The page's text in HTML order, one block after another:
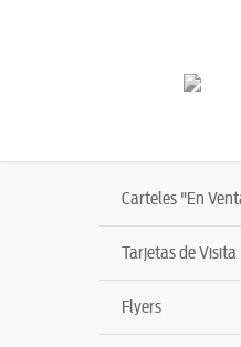
Carteles "En
Tarjetas de Visita
Flyers